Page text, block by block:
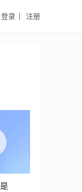
登录 注册